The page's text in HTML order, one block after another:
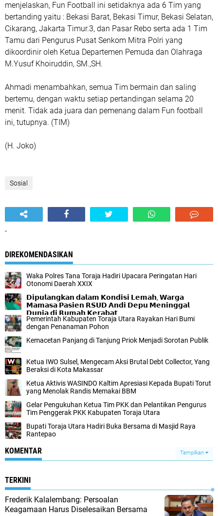
menjelaskan, Fun Football ini setidaknya ada 6 Tim yang
bertanding yaitu : Bekasi Barat, Bekasi Timur, Bekasi Selatan,
Cikarang, Jakarta Timur.3, dan Pasar Rebo serta ada 1 Tim
Tamu dari Pengurus Pusat Senkom Mitra Polri yang
dikoordinir oleh Ketua Departemen Pemuda dan Olahraga
M.Yusuf Khoiruddin, SM.,SH.
Ahmadi menambahkan, semua Tim bermain dan saling
bertemu, dengan waktu setiap pertandingan selama 20
menit. Tidak ada juara dan pemenang dalam Fun football
ini, tutupnya. (TIM)
(H. Joko)
Sosial
-
DIREKOMENDASIKAN
Waka Polres Tana Toraja Hadiri Upacara Peringatan Hari
Otonomi Daerah XXIX
𝗗𝗶𝗽𝘂𝗹𝗮𝗻𝗴𝗸𝗮𝗻 𝗱𝗮𝗹𝗮𝗺 𝗞𝗼𝗻𝗱𝗶𝘀𝗶 𝗟𝗲𝗺𝗮𝗵, 𝗪𝗮𝗿𝗴𝗮
𝗠𝗮𝗺𝗮𝘀𝗮 𝗣𝗮𝘀𝗶𝗲𝗻 𝗥𝗦𝗨𝗗 𝗔𝗻𝗱𝗶 𝗗𝗲𝗽𝘂 𝗠𝗲𝗻𝗶𝗻𝗴𝗴𝗮𝗹
𝗗𝘂𝗻𝗶𝗮 𝗱𝗶 𝗥𝘂𝗺𝗮𝗵 𝗞𝗲𝗿𝗮𝗯𝗮𝘁
Pemerintah Kabupaten Toraja Utara Rayakan Hari Bumi
dengan Penanaman Pohon
Kemacetan Panjang di Tanjung Priok Menjadi Sorotan Publik
Ketua IWO Sulsel, Mengecam Aksi Brutal Debt Collector, Yang
Beraksi di Kota Makassar
Ketua Aktivis WASINDO Kaltim Apresiasi Kepada Bupati Torut
yang Menolak Randis Memakai BBM
Gelar Pengukuhan Ketua Tim PKK dan Pelantikan Pengurus
Tim Penggerak PKK Kabupaten Toraja Utara
Bupati Toraja Utara Hadiri Buka Bersama di Masjid Raya
Rantepao
KOMENTAR Tampilkan
TERKINI
Frederik Kalalembang: Persoalan
Keagamaan Harus Diselesaikan Bersama